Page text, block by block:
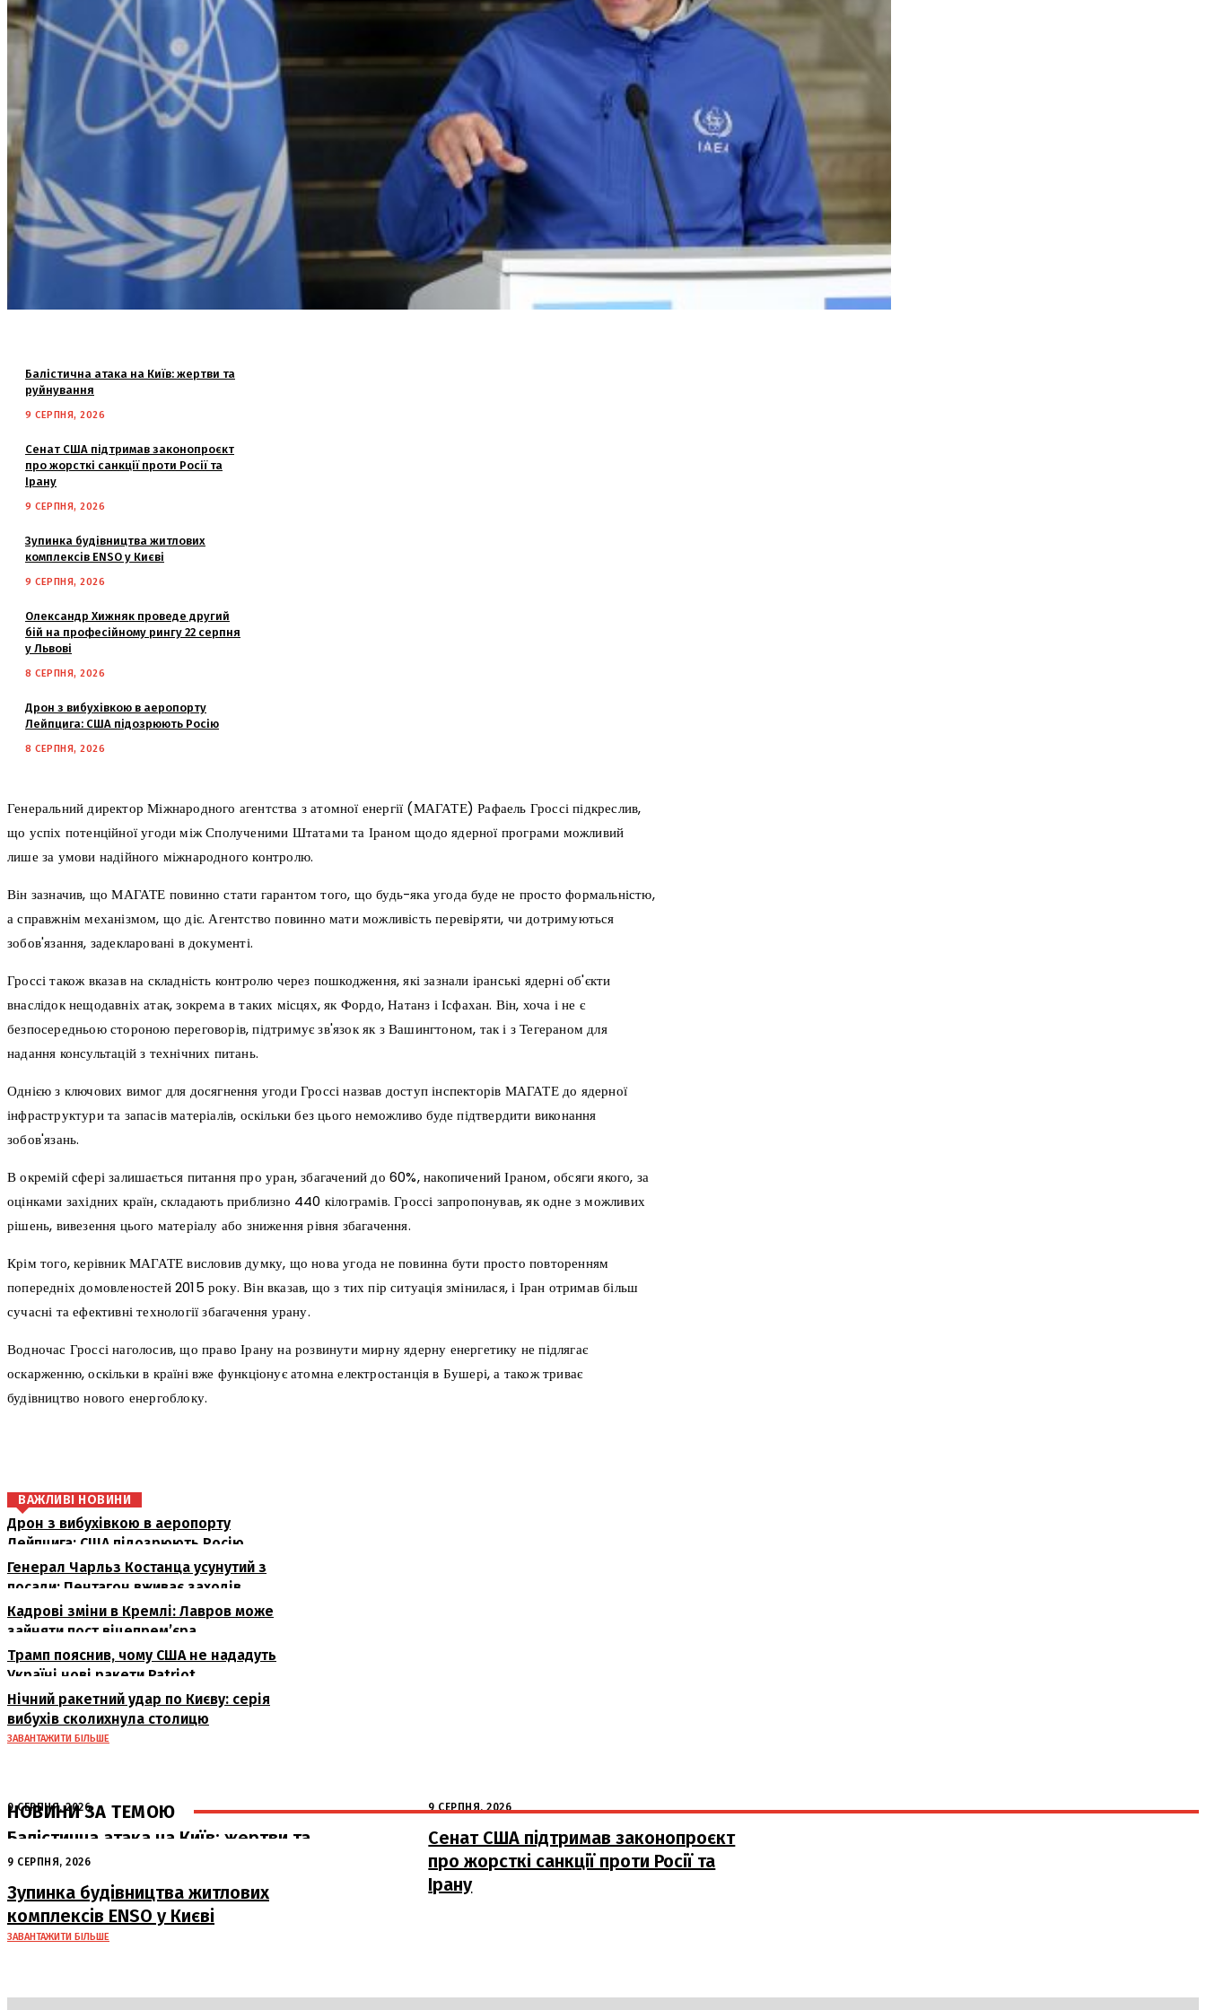
Балістична атака на Київ: жертви та
руйнування
9 СЕРПНЯ, 2026
Сенат США підтримав законопроєкт
про жорсткі санкції проти Росії та
Ірану
9 СЕРПНЯ, 2026
Зупинка будівництва житлових
комплексів ENSO у Києві
9 СЕРПНЯ, 2026
Олександр Хижняк проведе другий
бій на професійному рингу 22 серпня
у Львові
8 СЕРПНЯ, 2026
Дрон з вибухівкою в аеропорту
Лейпцига: США підозрюють Росію
8 СЕРПНЯ, 2026
Генеральний директор Міжнародного агентства з атомної енергії (МАГАТЕ) Рафаель Гроссі підкреслив,
що успіх потенційної угоди між Сполученими Штатами та Іраном щодо ядерної програми можливий
лише за умови надійного міжнародного контролю.
Він зазначив, що МАГАТЕ повинно стати гарантом того, що будь-яка угода буде не просто формальністю,
а справжнім механізмом, що діє. Агентство повинно мати можливість перевіряти, чи дотримуються
зобов'язання, задекларовані в документі.
Гроссі також вказав на складність контролю через пошкодження, які зазнали іранські ядерні об'єкти
внаслідок нещодавніх атак, зокрема в таких місцях, як Фордо, Натанз і Ісфахан. Він, хоча і не є
безпосередньою стороною переговорів, підтримує зв'язок як з Вашингтоном, так і з Тегераном для
надання консультацій з технічних питань.
Однією з ключових вимог для досягнення угоди Гроссі назвав доступ інспекторів МАГАТЕ до ядерної
інфраструктури та запасів матеріалів, оскільки без цього неможливо буде підтвердити виконання
зобов'язань.
В окремій сфері залишається питання про уран, збагачений до 60%, накопичений Іраном, обсяги якого, за
оцінками західних країн, складають приблизно 440 кілограмів. Гроссі запропонував, як одне з можливих
рішень, вивезення цього матеріалу або зниження рівня збагачення.
Крім того, керівник МАГАТЕ висловив думку, що нова угода не повинна бути просто повторенням
попередніх домовленостей 2015 року. Він вказав, що з тих пір ситуація змінилася, і Іран отримав більш
сучасні та ефективні технології збагачення урану.
Водночас Гроссі наголосив, що право Ірану на розвинути мирну ядерну енергетику не підлягає
оскарженню, оскільки в країні вже функціонує атомна електростанція в Бушері, а також триває
будівництво нового енергоблоку.
ВАЖЛИВІ НОВИНИ
Дрон з вибухівкою в аеропорту
Лейпцига: США підозрюють Росію
Генерал Чарльз Костанца усунутий з
посади: Пентагон вживає заходів
Кадрові зміни в Кремлі: Лавров може
зайняти пост віцепрем’єра
Трамп пояснив, чому США не нададуть
Україні нові ракети Patriot
Нічний ракетний удар по Києву: серія
вибухів сколихнула столицю
ЗАВАНТАЖИТИ БІЛЬШЕ
НОВИНИ ЗА ТЕМОЮ
9 СЕРПНЯ, 2026
Балістична атака на Київ: жертви та
руйнування
9 СЕРПНЯ, 2026
Сенат США підтримав законопроєкт
про жорсткі санкції проти Росії та
Ірану
9 СЕРПНЯ, 2026
Зупинка будівництва житлових
комплексів ENSO у Києві
ЗАВАНТАЖИТИ БІЛЬШЕ